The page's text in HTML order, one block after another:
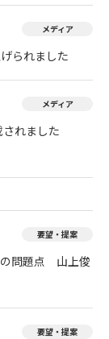
メディア
られました
メディア
れました
要望・提案
の問題点 山上俊
要望・提案